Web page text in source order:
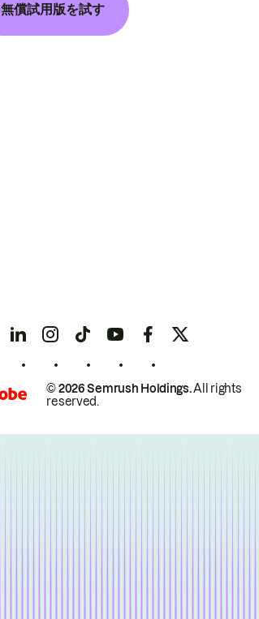
無償試用版を試す
© 2026 Semrush Holdings.All rights
reserved.